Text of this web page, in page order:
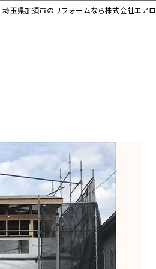
埼玉県加須市のリフォームなら株式会社エア